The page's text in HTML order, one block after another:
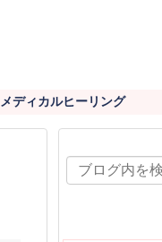
ディカルヒーリング